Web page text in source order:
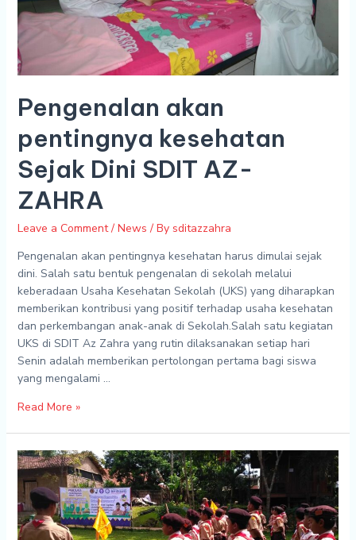
Pengenalan akan
pentingnya kesehatan
Sejak Dini SDIT AZ-
ZAHRA
Leave a Comment / News / By sditazzahra
Pengenalan akan pentingnya kesehatan harus dimulai sejak
dini. Salah satu bentuk pengenalan di sekolah melalui
keberadaan Usaha Kesehatan Sekolah (UKS) yang diharapkan
memberikan kontribusi yang positif terhadap usaha kesehatan
dan perkembangan anak-anak di Sekolah.Salah satu kegiatan
UKS di SDIT Az Zahra yang rutin dilaksanakan setiap hari
Senin adalah memberikan pertolongan pertama bagi siswa
yang mengalami …
ZAHRA
Read More »
Perjusa
Sdit
Az
Zahra
21-